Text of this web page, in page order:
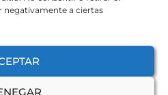
a ciertas